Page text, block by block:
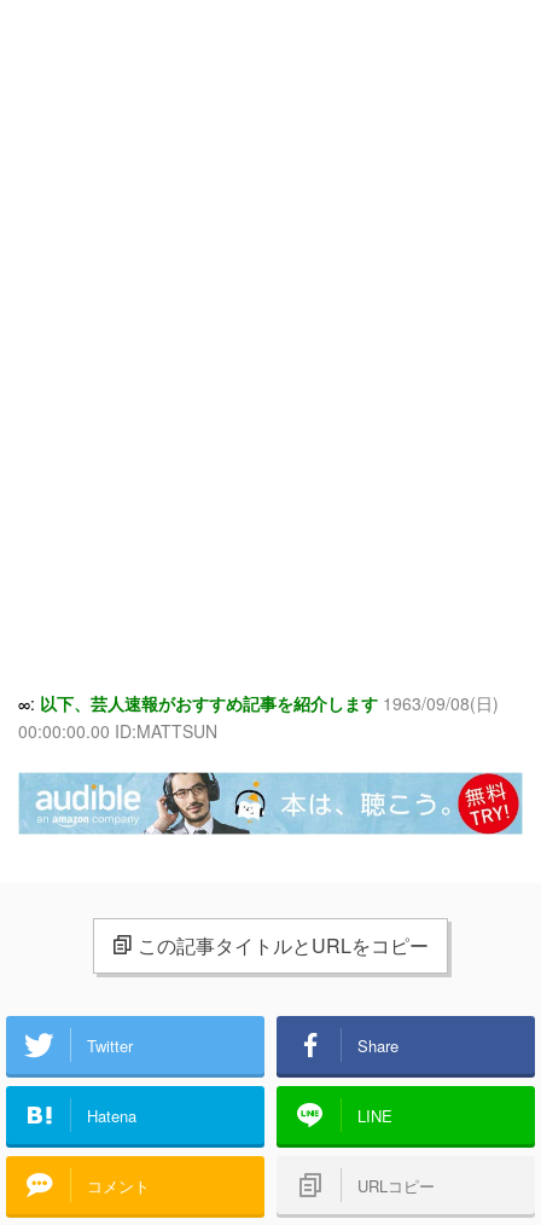
∞: 以下、芸人速報がおすすめ記事を紹介します 1963/09/08(日)
00:00:00.00 ID:MATTSUN
この記事タイトルとURLをコピー
Twitter Share
Hatena LINE
コメント URLコピー